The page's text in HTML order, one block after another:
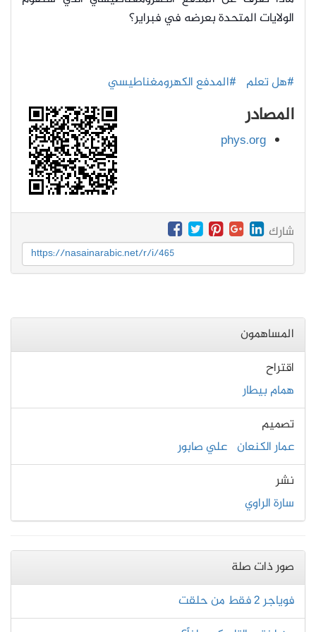
الولايات المتحدة بعرضه في فبراير؟
#هل تعلم #المدفع الكهرومغناطيسي
المصادر
phys.org
شارك
https://nasainarabic.net/r/i/465
المساهمون
اقتراح
همام بيطار
تصميم
عمار الكنعان علي صابور
نشر
سارة الراوي
صور ذات صلة
فوياجر 2 فقط من حلقت